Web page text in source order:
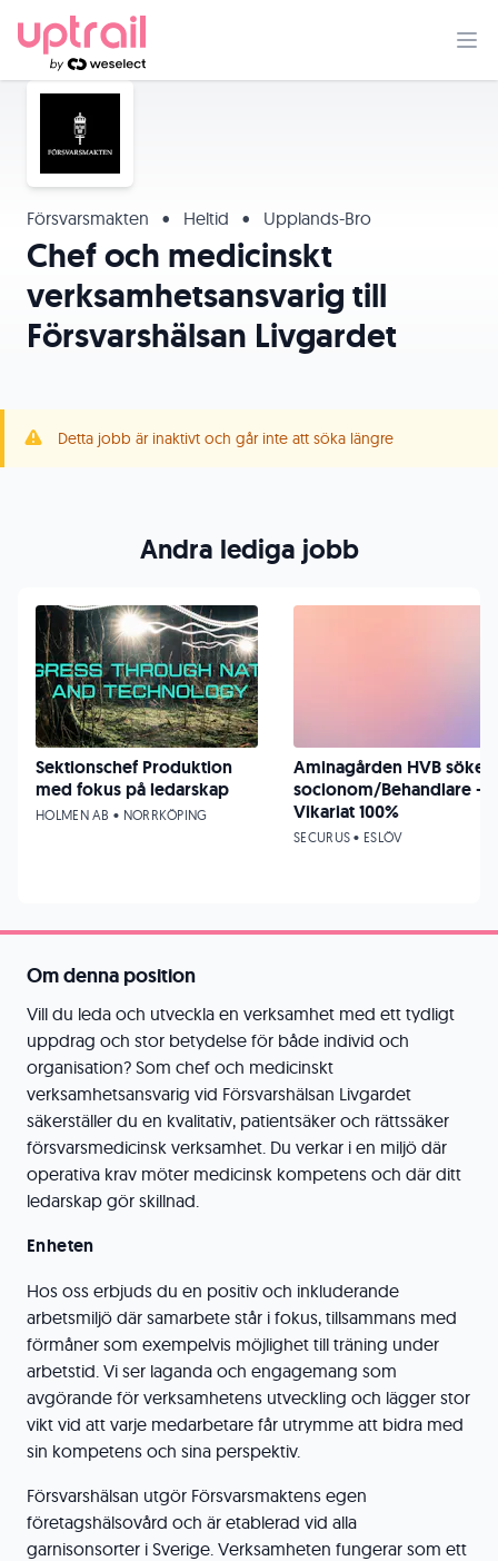
Försvarsmakten • Heltid • Upplands-Bro
Chef och medicinskt
verksamhetsansvarig till
Försvarshälsan Livgardet
Detta jobb är inaktivt och går inte att söka längre
Om denna position
Vill du leda och utveckla en verksamhet med ett tydligt
uppdrag och stor betydelse för både individ och
organisation? Som chef och medicinskt
verksamhetsansvarig vid Försvarshälsan Livgardet
säkerställer du en kvalitativ, patientsäker och rättssäker
försvarsmedicinsk verksamhet. Du verkar i en miljö där
operativa krav möter medicinsk kompetens och där ditt
ledarskap gör skillnad.
Enheten
Hos oss erbjuds du en positiv och inkluderande
arbetsmiljö där samarbete står i fokus, tillsammans med
förmåner som exempelvis möjlighet till träning under
arbetstid. Vi ser laganda och engagemang som
avgörande för verksamhetens utveckling och lägger stor
vikt vid att varje medarbetare får utrymme att bidra med
sin kompetens och sina perspektiv.
Försvarshälsan utgör Försvarsmaktens egen
företagshälsovård och är etablerad vid alla
garnisonsorter i Sverige. Verksamheten fungerar som ett
Andra lediga jobb
Sektionschef Produktion
med fokus på ledarskap
HOLMEN AB • NORRKÖPING
Aminagården HVB söker
socionom/Behandlare -
Vikariat 100%
SECURUS • ESLÖV